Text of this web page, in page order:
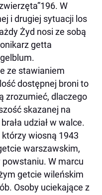
W
i drugiej sytuacji los
Żyd nosi ze sobą
getta
ze stawianiem
dostępnej broni to
zrozumieć, dlaczego
skazanej na
udział w walce.
wiosną 1943
warszawskim,
powstaniu. W marcu
getcie wileńskim
Osoby uciekające z